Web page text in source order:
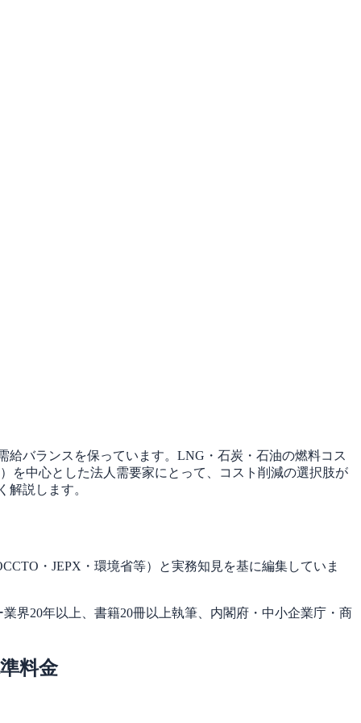
バランスを保っています。LNG・石炭・石油の燃料コス
を中心とした法人需要家にとって、コスト削減の選択肢が
説します。
・JEPX・環境省等）と実務知見を基に編集していま
界20年以上、書籍20冊以上執筆、内閣府・中小企業庁・商
料金